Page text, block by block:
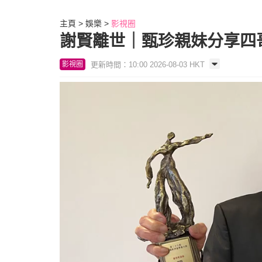
主頁 娛樂 影視圈
謝賢離世｜甄珍親妹分享
影視圈 更新時間：10:00 2026-08-03 HKT